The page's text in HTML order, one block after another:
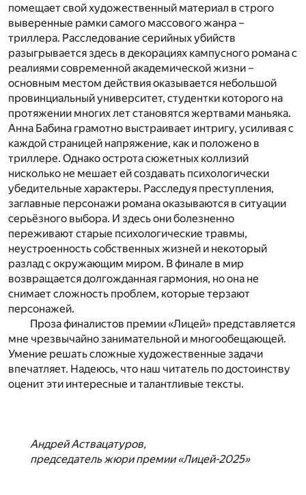
помещает свой художественный материал в строго
выверенные рамки самого массового жанра –
триллера. Расследование серийных убийств
разыгрывается здесь в декорациях кампусного романа с
реалиями современной академической жизни –
основным местом действия оказывается небольшой
провинциальный университет, студентки которого на
протяжении многих лет становятся жертвами маньяка.
Анна Бабина грамотно выстраивает интригу, усиливая с
каждой страницей напряжение, как и положено в
триллере. Однако острота сюжетных коллизий
нисколько не мешает ей создавать психологически
убедительные характеры. Расследуя преступления,
заглавные персонажи романа оказываются в ситуации
серьёзного выбора. И здесь они болезненно
переживают старые психологические травмы,
неустроенность собственных жизней и некоторый
разлад с окружающим миром. В финале в мир
возвращается долгожданная гармония, но она не
снимает сложность проблем, которые терзают
персонажей.
Проза финалистов премии «Лицей» представляется
мне чрезвычайно занимательной и многообещающей.
Умение решать сложные художественные задачи
впечатляет. Надеюсь, что наш читатель по достоинству
оценит эти интересные и талантливые тексты.
Андрей Аствацатуров,
председатель жюри премии «Лицей-2025»